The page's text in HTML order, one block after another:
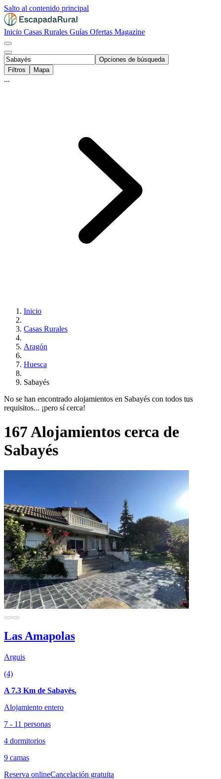
Salto al contenido principal
Inicio Casas Rurales Guías Ofertas Magazine
Opciones de búsqueda
Filtros
Mapa
...
Inicio
Casas Rurales
Aragón
Huesca
Sabayés
No se han encontrado alojamientos en Sabayés con todos tus
requisitos... ¡pero sí cerca!
167 Alojamientos cerca de
Sabayés
Las Amapolas
Arguis
(4)
A 7.3 Km de Sabayés.
Alojamiento entero
7 - 11 personas
4 dormitorios
9 camas
Reserva onlineCancelación gratuita